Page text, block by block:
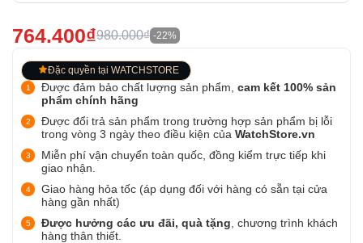
764.400₫980.000₫ -22%
Đặc quyền tại WATCHSTORE
Được đảm bảo chất lượng sản phẩm, cam kết 100% sản
phẩm chính hãng
Được đổi trả sản phẩm trong trường hợp sản phẩm bị lỗi
trong vòng 3 ngày theo điều kiện của WatchStore.vn
Miễn phí vận chuyển toàn quốc, đồng kiểm trực tiếp khi
giao nhận.
Giao hàng hỏa tốc (áp dụng đối với hàng có sẵn tại cửa
hàng gần nhất)
Được hưởng các ưu đãi, quà tặng , chương trình khách
hàng thân thiết.